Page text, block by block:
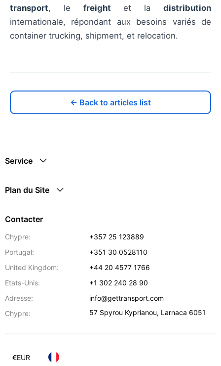
transport, le freight et ladistribution
internationale, répondant aux besoins variés de
container trucking, shipment, et relocation.
← Back to articles list
Service
Plan du Site
Contacter
Chypre:
+357 25 123889
Portugal:
+351 30 0528110
United Kingdom:
+44 20 4577 1766
Etats-Unis:
+1 302 240 28 90
Adresse:
info@gettransport.com
Chypre:
57 Spyrou Kyprianou, Larnaca 6051
€EUR